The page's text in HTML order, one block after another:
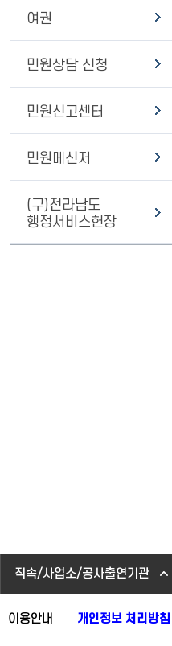
여권
민원상담 신청
민원신고센터
민원메신저
(구)전라남도
행정서비스헌장
직속/사업소/공사출연기관
이용안내 개인정보 처리방침